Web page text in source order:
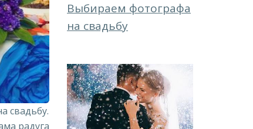
свадьбу.
радуга
Выбираем фотографа
на свадьбу